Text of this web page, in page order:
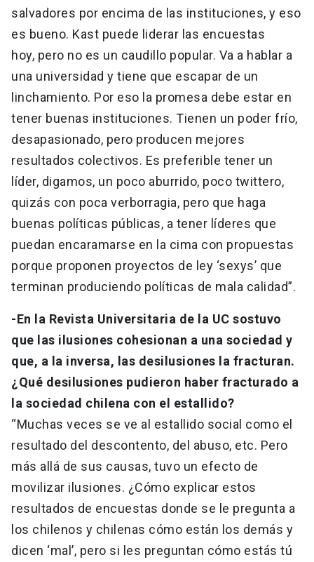
salvadores por encima de las instituciones, y eso
es bueno. Kast puede liderar las encuestas
hoy, pero no es un caudillo popular. Va a hablar a
una universidad y tiene que escapar de un
linchamiento. Por eso la promesa debe estar en
tener buenas instituciones. Tienen un poder frío,
desapasionado, pero producen mejores
resultados colectivos. Es preferible tener un
líder, digamos, un poco aburrido, poco twittero,
quizás con poca verborragia, pero que haga
buenas políticas públicas, a tener líderes que
puedan encaramarse en la cima con propuestas
porque proponen proyectos de ley ‘sexys’ que
terminan produciendo políticas de mala calidad”.
-En la Revista Universitaria de la UC sostuvo
que las ilusiones cohesionan a una sociedad y
que, a la inversa, las desilusiones la fracturan.
¿Qué desilusiones pudieron haber fracturado a
la sociedad chilena con el estallido?
“Muchas veces se ve al estallido social como el
resultado del descontento, del abuso, etc. Pero
más allá de sus causas, tuvo un efecto de
movilizar ilusiones. ¿Cómo explicar estos
resultados de encuestas donde se le pregunta a
los chilenos y chilenas cómo están los demás y
dicen ‘mal’, pero si les preguntan cómo estás tú